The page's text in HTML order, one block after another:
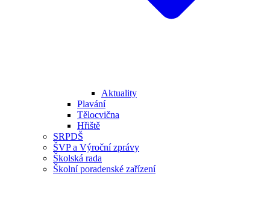
Aktuality
Plavání
Tělocvična
Hřiště
SRPDŠ
ŠVP a Výroční zprávy
Školská rada
Školní poradenské zařízení